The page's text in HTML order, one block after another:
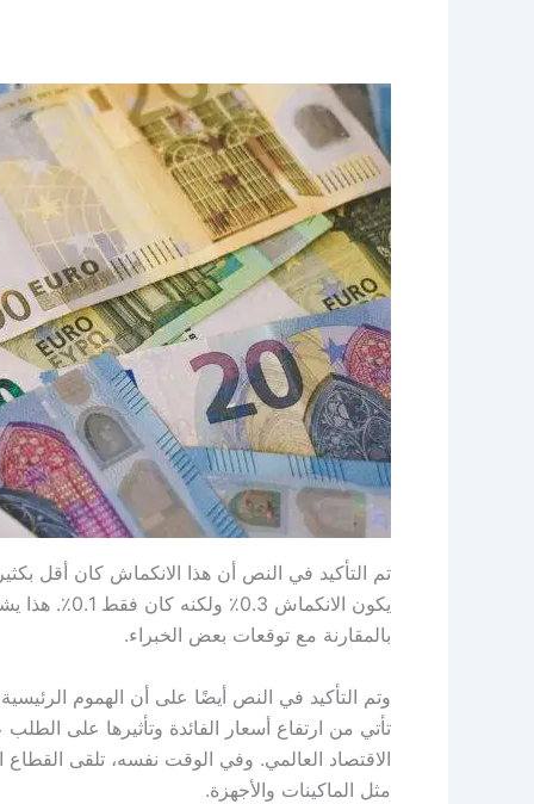
تم التأكيد في النص أن هذا الانكماش كان أقل
يكون
بالمقارنة مع توقعات بعض الخبراء.
وتم التأكيد في النص أيضًا على أن الهموم
تأتي من ارتفاع أسعار الفائدة وتأثيرها على
الاقتصاد العالمي. وفي الوقت نفسه، تلقى
مثل الماكينات والأجهزة.